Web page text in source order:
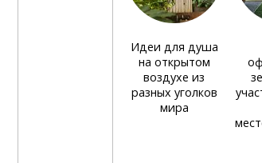
Идеи для душа
на открытом
воздухе из
разных уголков
мира